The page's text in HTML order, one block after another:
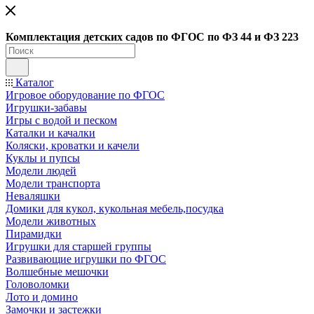
Комплектация детских садов по ФГОC по ФЗ 44 и ФЗ 223
Каталог
Игровое оборудование по ФГОС
Игрушки-забавы
Игры с водой и песком
Каталки и качалки
Коляски, кроватки и качели
Куклы и пупсы
Модели людей
Модели транспорта
Неваляшки
Домики для кукол, кукольная мебель,посудка
Модели животных
Пирамидки
Игрушки для старшей группы
Развивающие игрушки по ФГОС
Волшебные мешочки
Головоломки
Лото и домино
Замочки и застежки